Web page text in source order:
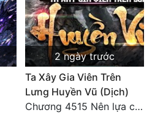
2 ngày trước
Ta Xây Gia Viên Trên
Lưng Huyền Vũ (Dịch)
Chương 4515 Nên lựa chọn như thế nào?